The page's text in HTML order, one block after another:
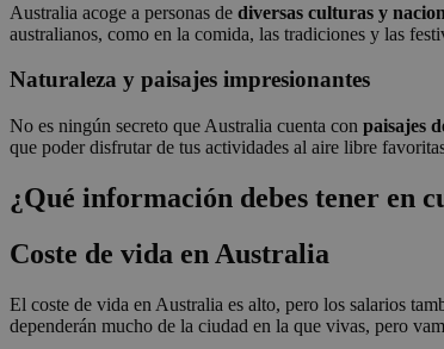
Australia acoge a personas de diversas culturas y
australianos, como en la comida, las tradiciones y las
Naturaleza y paisajes impresionantes
No es ningún secreto que Australia cuenta con paisajes
que poder disfrutar de tus actividades al aire libre
¿Qué información debes tener en
Coste de vida en Australia
El coste de vida en Australia es alto, pero los salarios
dependerán mucho de la ciudad en la que vivas, pero